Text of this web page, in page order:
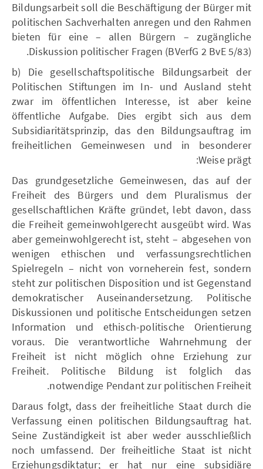
Bildungsarbeit soll die Beschäftigung der Bürger mit
politischen Sachverhalten anregen und den Rahmen
bieten für eine – allen Bürgern – zugängliche
Diskussion politischer Fragen (BVerfG 2 BvE 5/83).
b) Die gesellschaftspolitische Bildungsarbeit der
Politischen Stiftungen im In- und Ausland steht
zwar im öffentlichen Interesse, ist aber keine
öffentliche Aufgabe. Dies ergibt sich aus dem
Subsidiaritätsprinzip, das den Bildungsauftrag im
freiheitlichen Gemeinwesen und in besonderer
Weise prägt:
Das grundgesetzliche Gemeinwesen, das auf der
Freiheit des Bürgers und dem Pluralismus der
gesellschaftlichen Kräfte gründet, lebt davon, dass
die Freiheit gemeinwohlgerecht ausgeübt wird. Was
aber gemeinwohlgerecht ist, steht – abgesehen von
wenigen ethischen und verfassungsrechtlichen
Spielregeln – nicht von vorneherein fest, sondern
steht zur politischen Disposition und ist Gegenstand
demokratischer Auseinandersetzung. Politische
Diskussionen und politische Entscheidungen setzen
Information und ethisch-politische Orientierung
voraus. Die verantwortliche Wahrnehmung der
Freiheit ist nicht möglich ohne Erziehung zur
Freiheit. Politische Bildung ist folglich das
notwendige Pendant zur politischen Freiheit.
Daraus folgt, dass der freiheitliche Staat durch die
Verfassung einen politischen Bildungsauftrag hat.
Seine Zuständigkeit ist aber weder ausschließlich
noch umfassend. Der freiheitliche Staat ist nicht
Erziehungsdiktatur; er hat nur eine subsidiäre